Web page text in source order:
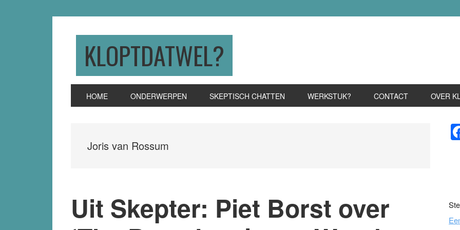
KLOPTDATWEL?
HOME ONDERWERPEN SKEPTISCH CHATTEN WERKSTUK? CONTACT OVER
Joris van Rossum
Uit Skepter: Piet Borst over